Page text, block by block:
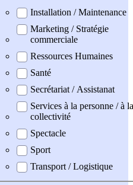
Installation / Maintenance
Marketing / Stratégie
commerciale
Ressources Humaines
Santé
Secrétariat / Assistanat
Services à la personne / à la
collectivité
Spectacle
Sport
Transport / Logistique